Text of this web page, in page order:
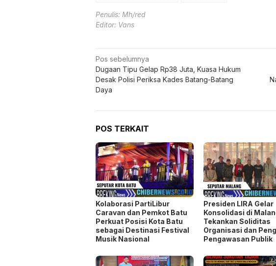
Penulis: Mh/red
Editor: Vans
Navigasi
pos
Pos sebelumnya
Dugaan Tipu Gelap Rp38 Juta, Kuasa Hukum
Desak Polisi Periksa Kades Batang-Batang
Daya
POS TERKAIT
Kolaborasi PartiLibur
Caravan dan Pemkot Batu
Perkuat Posisi Kota Batu
sebagai Destinasi Festival
Musik Nasional
Presiden LIRA Gelar
Konsolidasi di
Tekankan Soliditas
Organisasi dan
Pengawasan Publik